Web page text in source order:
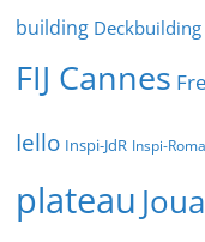
building Deckbuilding
FIJ Cannes
Iello Inspi-JdR Inspi-
plateau